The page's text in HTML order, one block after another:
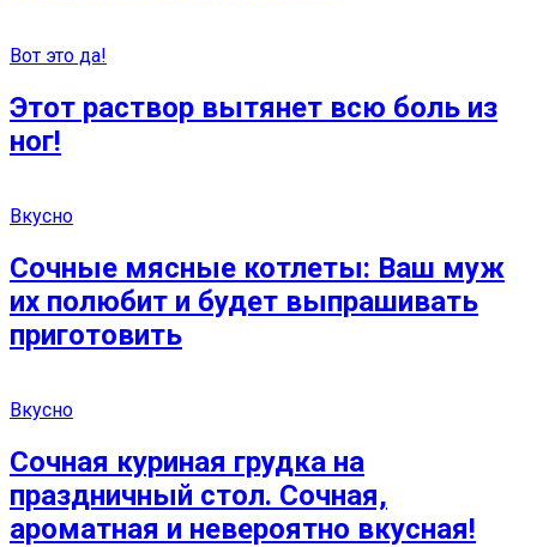
Вот это да!
Этот раствор вытянет всю боль из
ног!
Вкусно
Сочные мясные котлеты: Ваш муж
их полюбит и будет выпрашивать
приготовить
Вкусно
Сочная куриная грудка на
праздничный стол. Сочная,
ароматная и невероятно вкусная!